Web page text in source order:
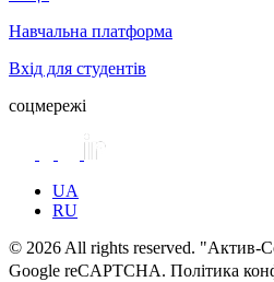
Навчальна платформа
Вхід для студентів
соцмережі
UA
RU
© 2026 All rights reserved. "Актив-
Google reCAPTCHA. Політика